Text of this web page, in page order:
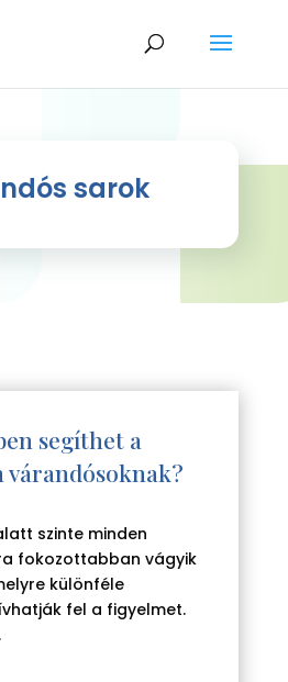
sarok
segíthet a
szinte minden
fokozottabban vágyik
különféle
fel a figyelmet.